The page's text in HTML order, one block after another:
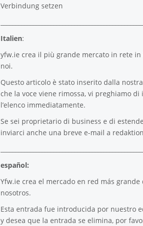
Verbindung setzen
Italien:
yfw.ie crea il più grande mercato in rete
noi.
Questo articolo è stato inserito dalla
che la voce viene rimossa, vi preghiamo
l’elenco immediatamente.
Se sei proprietario di business e di
inviarci anche una breve e-mail a
español:
Yfw.ie crea el mercado en red más
nosotros.
Esta entrada fue introducida por nuestro
y desea que la entrada se elimina, por